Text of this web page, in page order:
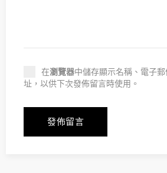
在瀏覽器中儲存顯示名稱、電子
址，以供下次發佈留言時使用。